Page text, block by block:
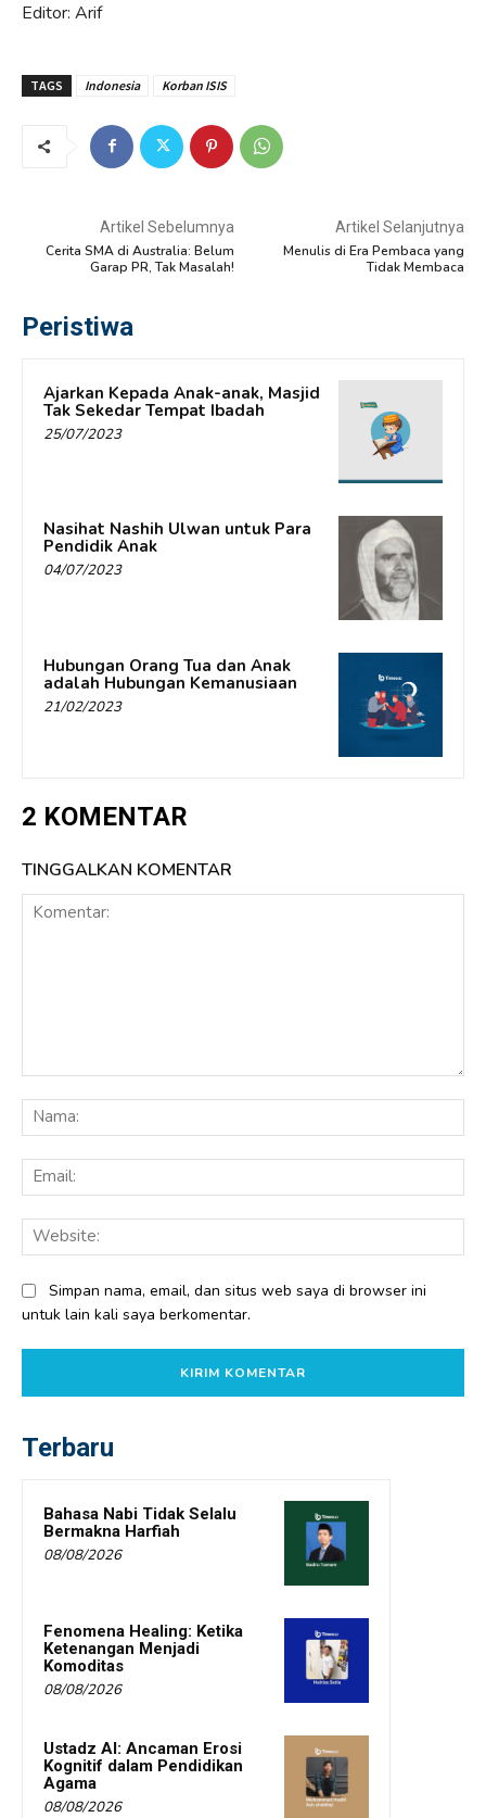
Editor: Arif
TAGS Indonesia Korban ISIS
Artikel Sebelumnya
Cerita SMA di Australia: Belum
Garap PR, Tak Masalah!
Artikel Selanjutnya
Menulis di Era Pembaca yang
Tidak Membaca
Peristiwa
Ajarkan Kepada Anak-anak, Masjid
Tak Sekedar Tempat Ibadah
25/07/2023
Nasihat Nashih Ulwan untuk Para
Pendidik Anak
04/07/2023
Hubungan Orang Tua dan Anak
adalah Hubungan Kemanusiaan
21/02/2023
2 KOMENTAR
TINGGALKAN KOMENTAR
Simpan nama, email, dan situs web saya di browser ini
untuk lain kali saya berkomentar.
Terbaru
Bahasa Nabi Tidak Selalu
Bermakna Harfiah
08/08/2026
Fenomena Healing: Ketika
Ketenangan Menjadi
Komoditas
08/08/2026
Ustadz AI: Ancaman Erosi
Kognitif dalam Pendidikan
Agama
08/08/2026